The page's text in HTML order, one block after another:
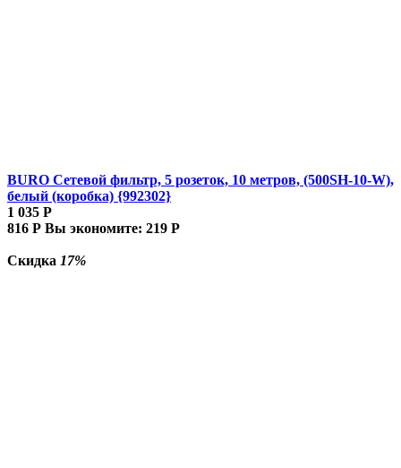
BURO Сетевой фильтр, 5 розеток, 10 метров, (500SH-10-W),
белый (коробка) {992302}
1 035 Р
816 Р Вы экономите: 219 Р
Скидка 17%